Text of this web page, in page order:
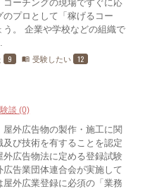
コーチングの現場ですぐに応
のプロとして「稼げるコー
う。 企業や学校などの組織で
9 menu_book 受験したい 12
談 (0)
屋外広告物の製作・施工に関
び技術を有することを認定
外広告物法に定める登録試験
告業団体連合会が実施して
屋外広業登録に必須の「業務